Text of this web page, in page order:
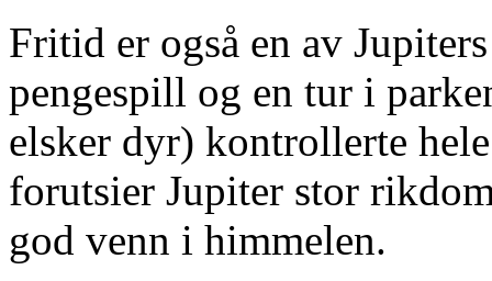
Fritid er også en av
pengespill og en tur i
elsker dyr) kontrollerte
forutsier Jupiter stor
god venn i himmelen.